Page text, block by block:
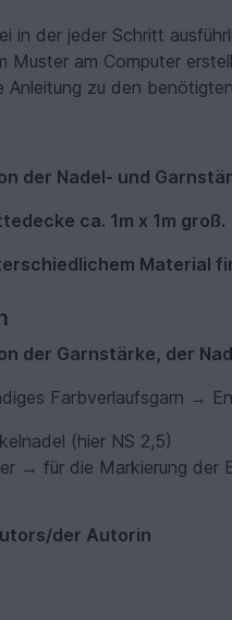
in der jeder Schritt
Muster am Computer
zu den
der Nadel- und
ca. 1m x 1m groß.
Material
der Garnstärke, der
Farbverlaufsgarn →
(hier NS 2,5)
→ für die Markierung der
der Autorin